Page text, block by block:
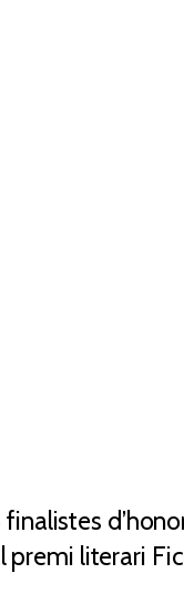
finalistes
premi literari